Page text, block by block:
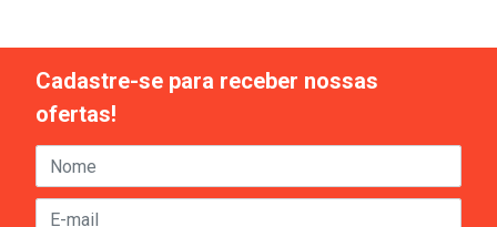
Cadastre-se para receber nossas
ofertas!